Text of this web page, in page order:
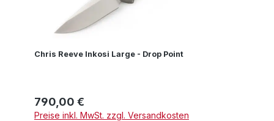
Chris Reeve Inkosi Large - Drop Point
Regulärer Preis:
790,00 €
Preise inkl. MwSt. zzgl. Versandkosten